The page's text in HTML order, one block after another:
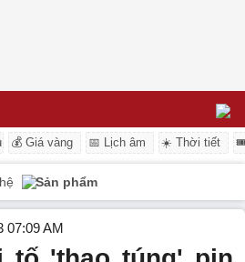
💰 Giá vàng 📅 Lịch âm ☀️ Thời tiết
Sản phẩm
07:09 AM